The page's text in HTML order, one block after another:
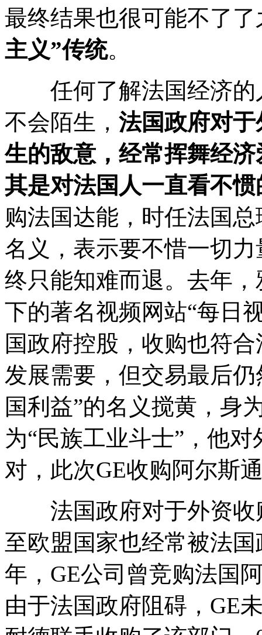
最终结果也很可能不了了
主义”传统。
任何了解法国经济的
不会陌生， 法国政府对
生的敌意，经常挥舞经
其是对法国人一直看不
购法国达能，时任法国
名义，表示要不惜一切
终只能知难而退。去年
下的著名视频网站“每日
国政府控股，收购也符
发展需要，但交易最后
国利益”的名义搅黄，身
为“民族工业斗士”，他
对，此次GE收购阿尔斯
法国政府对于外资收
至欧盟国家也经常被法
年，GE公司曾竞购法国
由于法国政府阻碍，GE